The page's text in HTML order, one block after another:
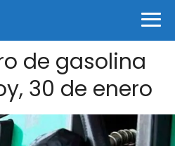
de gasolina
30 de enero